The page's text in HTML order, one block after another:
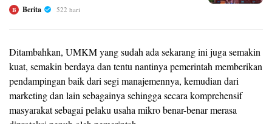
B Berita 522 hari
Ditambahkan, UMKM yang sudah ada sekarang ini juga semakin
kuat, semakin berdaya dan tentu nantinya pemerintah memberikan
pendampingan baik dari segi manajemennya, kemudian dari
marketing dan lain sebagainya sehingga secara komprehensif
masyarakat sebagai pelaku usaha mikro benar-benar merasa